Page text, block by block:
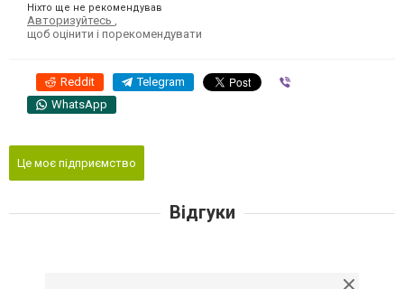
Ніхто ще не рекомендував
Авторизуйтесь
щоб оцінити і порекомендувати
Reddit Telegram
WhatsApp
Це моє підприємство
Відгуки